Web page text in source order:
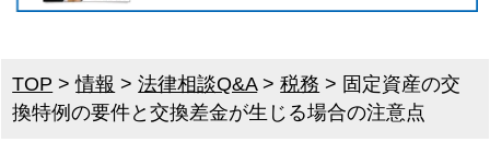
TOP >情報 >法律相談Q&A>税務 > 固定資産の交
換特例の要件と交換差金が生じる場合の注意点